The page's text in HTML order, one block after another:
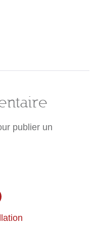
publier un
Instagram